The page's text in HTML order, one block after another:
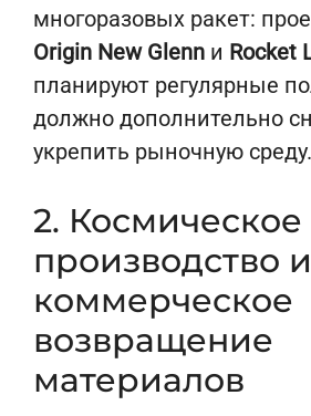
многоразовых ракет:
Origin New Glenn и Rocket
планируют регулярные
должно дополнительно
укрепить рыночную среду.
2. Космическое
производство и
коммерческое
возвращение
материалов